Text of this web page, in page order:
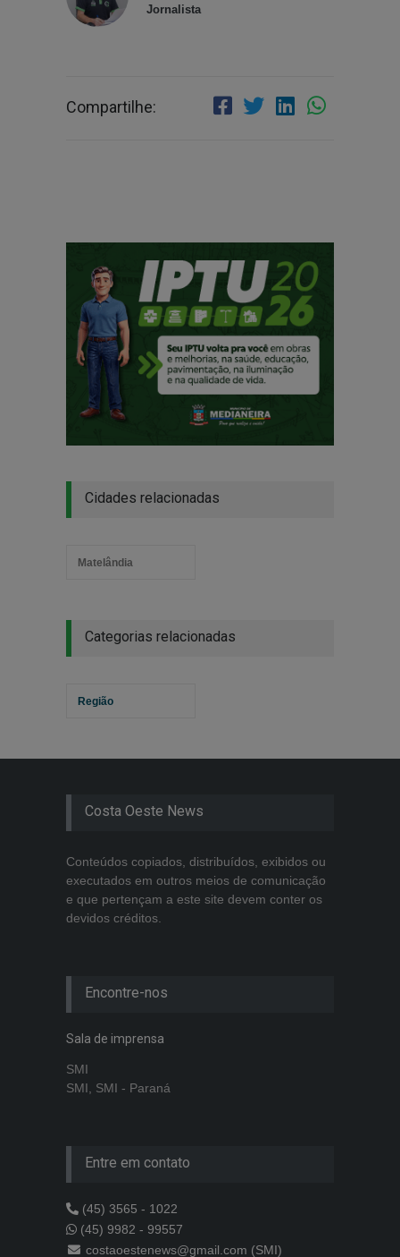
Jornalista
Compartilhe:
Cidades relacionadas
Matelândia
Categorias relacionadas
Região
Costa Oeste News
Conteúdos copiados, distribuídos, exibidos ou
executados em outros meios de comunicação
e que pertençam a este site devem conter os
devidos créditos.
Encontre-nos
Sala de imprensa
SMI
SMI, SMI - Paraná
Entre em contato
(45) 3565 - 1022
(45) 9982 - 99557
costaoestenews@gmail.com (SMI)